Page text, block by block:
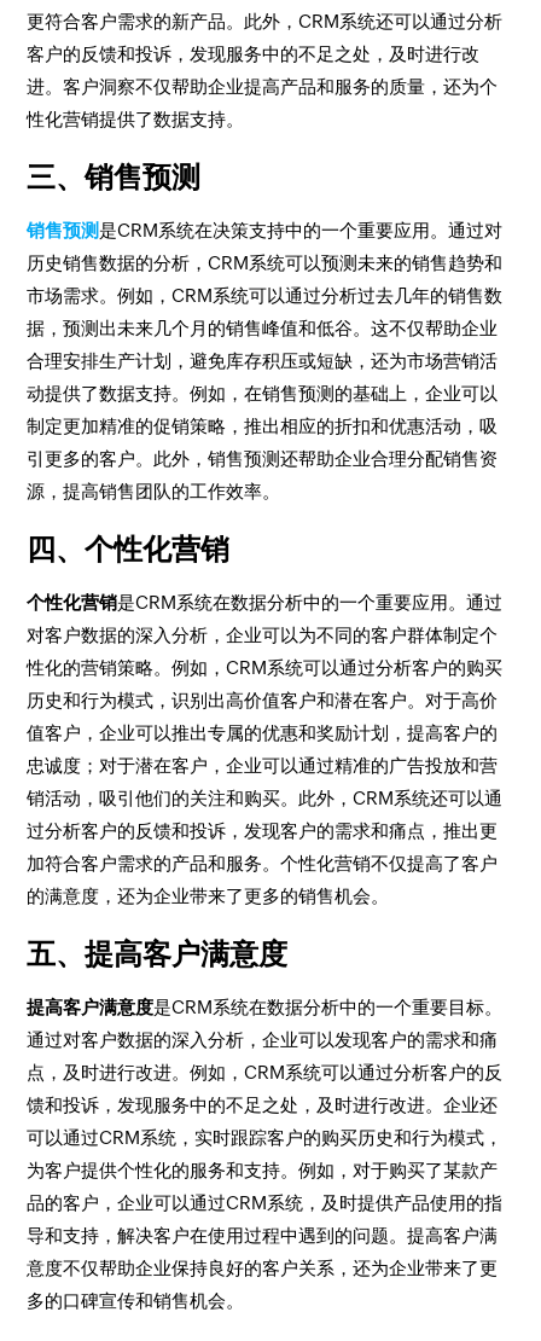
更符合客户需求的新产品。此外，CRM系统还可以通过分析
客户的反馈和投诉，发现服务中的不足之处，及时进行改
进。客户洞察不仅帮助企业提高产品和服务的质量，还为个
性化营销提供了数据支持。
三、销售预测
销售预测是CRM系统在决策支持中的一个重要应用。通过对
历史销售数据的分析，CRM系统可以预测未来的销售趋势和
市场需求。例如，CRM系统可以通过分析过去几年的销售数
据，预测出未来几个月的销售峰值和低谷。这不仅帮助企业
合理安排生产计划，避免库存积压或短缺，还为市场营销活
动提供了数据支持。例如，在销售预测的基础上，企业可以
制定更加精准的促销策略，推出相应的折扣和优惠活动，吸
引更多的客户。此外，销售预测还帮助企业合理分配销售资
源，提高销售团队的工作效率。
四、个性化营销
个性化营销是CRM系统在数据分析中的一个重要应用。通过
对客户数据的深入分析，企业可以为不同的客户群体制定个
性化的营销策略。例如，CRM系统可以通过分析客户的购买
历史和行为模式，识别出高价值客户和潜在客户。对于高价
值客户，企业可以推出专属的优惠和奖励计划，提高客户的
忠诚度；对于潜在客户，企业可以通过精准的广告投放和营
销活动，吸引他们的关注和购买。此外，CRM系统还可以通
过分析客户的反馈和投诉，发现客户的需求和痛点，推出更
加符合客户需求的产品和服务。个性化营销不仅提高了客户
的满意度，还为企业带来了更多的销售机会。
五、提高客户满意度
提高客户满意度是CRM系统在数据分析中的一个重要目标。
通过对客户数据的深入分析，企业可以发现客户的需求和痛
点，及时进行改进。例如，CRM系统可以通过分析客户的反
馈和投诉，发现服务中的不足之处，及时进行改进。企业还
可以通过CRM系统，实时跟踪客户的购买历史和行为模式，
为客户提供个性化的服务和支持。例如，对于购买了某款产
品的客户，企业可以通过CRM系统，及时提供产品使用的指
导和支持，解决客户在使用过程中遇到的问题。提高客户满
意度不仅帮助企业保持良好的客户关系，还为企业带来了更
多的口碑宣传和销售机会。